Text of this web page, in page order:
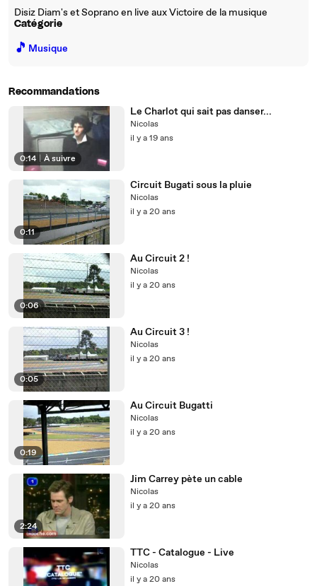
Disiz Diam's et Soprano en live aux Victoire de la musique
Catégorie
🎵 Musique
Recommandations
0:14 | À suivre
Le Charlot qui sait pas danser...
Nicolas
il y a 19 ans
0:11
Circuit Bugati sous la pluie
Nicolas
il y a 20 ans
0:06
Au Circuit 2 !
Nicolas
il y a 20 ans
0:05
Au Circuit 3 !
Nicolas
il y a 20 ans
0:19
Au Circuit Bugatti
Nicolas
il y a 20 ans
2:24
Jim Carrey pète un cable
Nicolas
il y a 20 ans
TTC - Catalogue - Live
Nicolas
il y a 20 ans